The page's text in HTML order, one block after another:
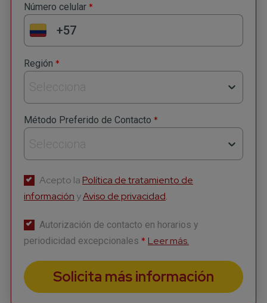
Número celular *
Región *
Selecciona
Método Preferido de Contacto *
Selecciona
Acepto la Política de tratamiento de
información yAviso de privacidad.
Autorización de contacto en horarios y
periodicidad excepcionales * Leer más.
Solicita más información